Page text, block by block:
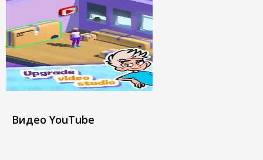
Видео YouTube